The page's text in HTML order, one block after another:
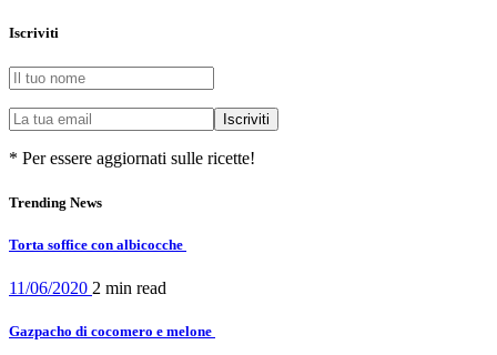
Iscriviti
* Per essere aggiornati sulle ricette!
Trending News
Torta soffice con albicocche
11/06/2020 2 min read
Gazpacho di cocomero e melone